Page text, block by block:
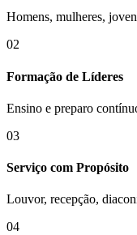
Homens, mulheres,
02
Formação de Líderes
Ensino e preparo
03
Serviço com Propósito
Louvor, recepção,
04